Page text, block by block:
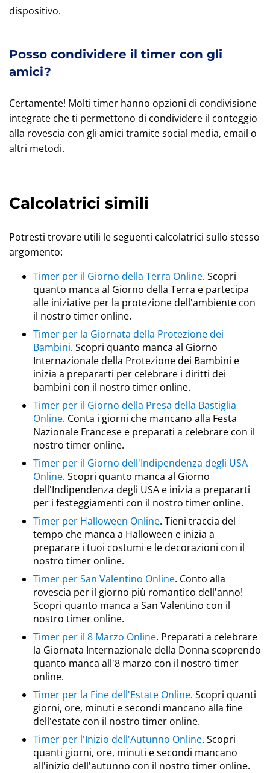
dispositivo.
Posso condividere il timer con gli
amici?
Certamente! Molti timer hanno opzioni di condivisione
integrate che ti permettono di condividere il conteggio
alla rovescia con gli amici tramite social media, email o
altri metodi.
Calcolatrici simili
Potresti trovare utili le seguenti calcolatrici sullo stesso
argomento:
Timer per il Giorno della Terra Online. Scopri
quanto manca al Giorno della Terra e partecipa
alle iniziative per la protezione dell'ambiente con
il nostro timer online.
Timer per la Giornata della Protezione dei
Bambini. Scopri quanto manca al Giorno
Internazionale della Protezione dei Bambini e
inizia a prepararti per celebrare i diritti dei
bambini con il nostro timer online.
Timer per il Giorno della Presa della Bastiglia
Online. Conta i giorni che mancano alla Festa
Nazionale Francese e preparati a celebrare con il
nostro timer online.
Timer per il Giorno dell'Indipendenza degli USA
Online. Scopri quanto manca al Giorno
dell'Indipendenza degli USA e inizia a prepararti
per i festeggiamenti con il nostro timer online.
Timer per Halloween Online. Tieni traccia del
tempo che manca a Halloween e inizia a
preparare i tuoi costumi e le decorazioni con il
nostro timer online.
Timer per San Valentino Online. Conto alla
rovescia per il giorno più romantico dell'anno!
Scopri quanto manca a San Valentino con il
nostro timer online.
Timer per il 8 Marzo Online. Preparati a celebrare
la Giornata Internazionale della Donna scoprendo
quanto manca all'8 marzo con il nostro timer
online.
Timer per la Fine dell'Estate Online. Scopri quanti
giorni, ore, minuti e secondi mancano alla fine
dell'estate con il nostro timer online.
Timer per l'Inizio dell'Autunno Online. Scopri
quanti giorni, ore, minuti e secondi mancano
all'inizio dell'autunno con il nostro timer online.